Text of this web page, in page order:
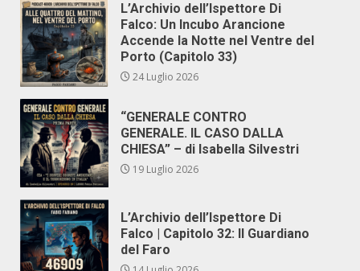
L’Archivio dell’Ispettore Di
Falco: Un Incubo Arancione
Accende la Notte nel Ventre del
Porto (Capitolo 33)
24 Luglio 2026
“GENERALE CONTRO
GENERALE. IL CASO DALLA
CHIESA” – di Isabella Silvestri
19 Luglio 2026
L’Archivio dell’Ispettore Di
Falco | Capitolo 32: Il Guardiano
del Faro